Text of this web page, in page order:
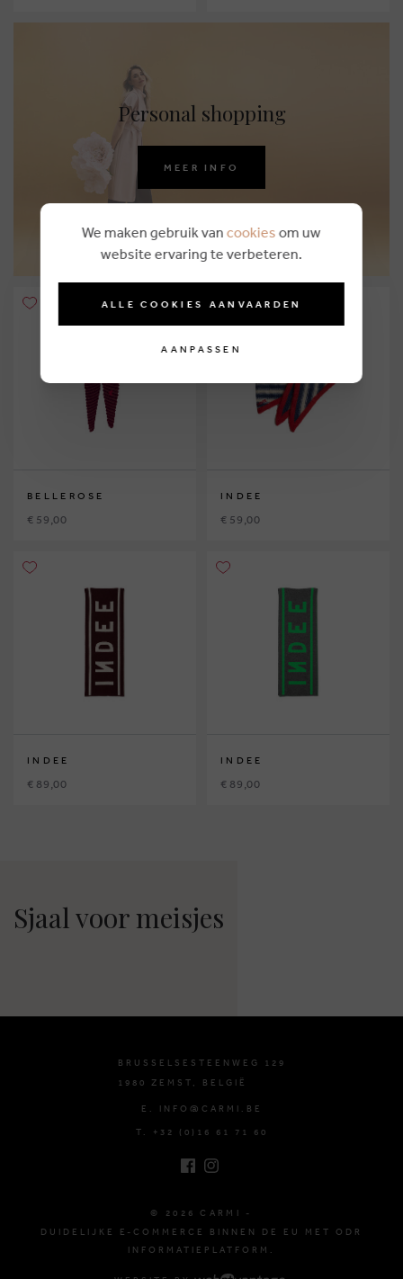
Personal shopping
MEER INFO
BELLEROSE
€ 59,00
INDEE
€ 59,00
INDEE
€ 89,00
INDEE
€ 89,00
Sjaal voor meisjes
BRUSSELSESTEENWEG 129
1980 ZEMST, BELGIË
E. INFO@CARMI.BE
T. +32 (0)16 61 71 60
© 2026 CARMI -
DUIDELIJKE E-COMMERCE BINNEN DE EU MET ODR
INFORMATIEPLATFORM.
We maken gebruik van cookies om uw
website ervaring te verbeteren.
ALLE COOKIES AANVAARDEN
AANPASSEN